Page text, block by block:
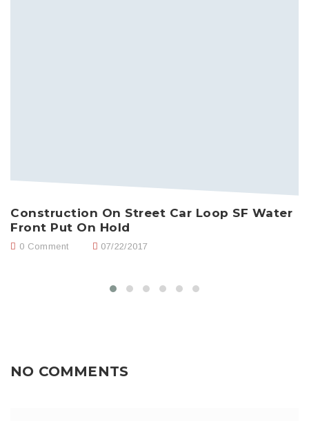
Construction On Street Car Loop SF Water
Front Put On Hold
0 Comment 07/22/2017
NO COMMENTS